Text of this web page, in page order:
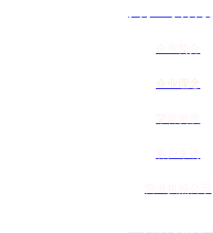
企业理念